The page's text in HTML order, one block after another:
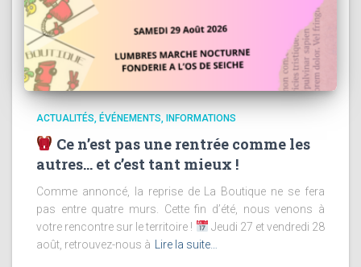
ACTUALITÉS ÉVÉNEMENTS INFORMATIONS
Ce n’est pas une rentrée comme les
autres… et c’est tant mieux !
Comme annoncé, la reprise de La Boutique ne se fera
pas entre quatre murs. Cette fin d’été, nous venons à
votre rencontre sur le territoire !
Jeudi 27 et vendredi 28
août, retrouvez-nous à
Lire la suite…